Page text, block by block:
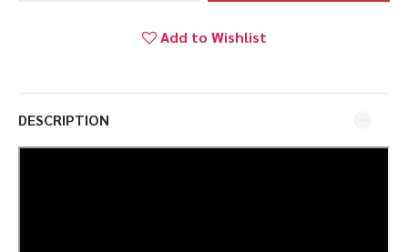
Add to Wishlist
DESCRIPTION